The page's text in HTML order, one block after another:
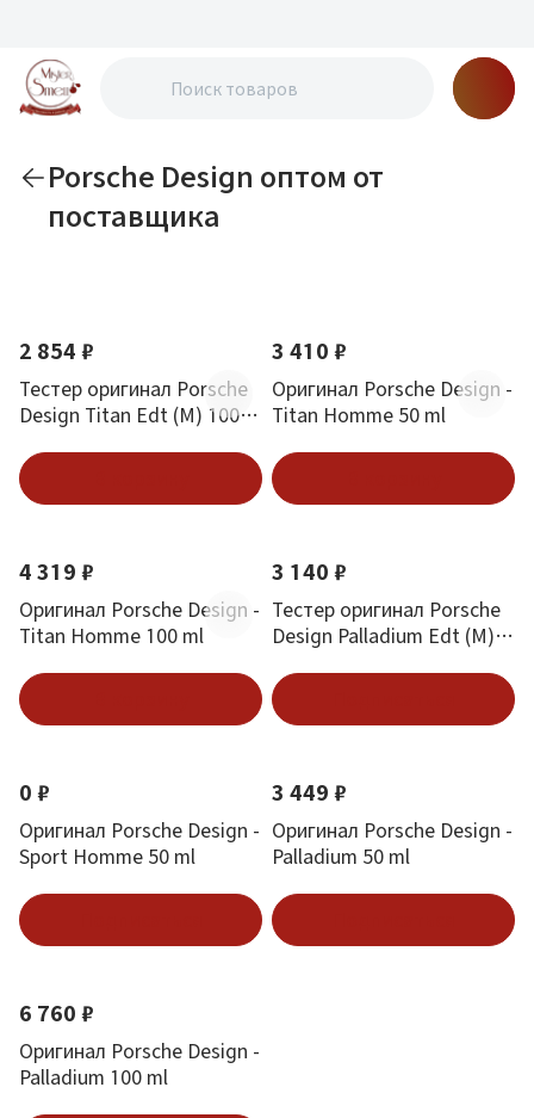
Porsche Design оптом от
поставщика
2 854 ₽
Тестер оригинал Porsche
Design Titan Edt (M) 100
3 410 ₽
Оригинал Porsche Design -
Titan Homme 50 ml
4 319 ₽
Оригинал Porsche Design -
Titan Homme 100 ml
3 140 ₽
Тестер оригинал Porsche
Design Palladium Edt (M)
0 ₽
Оригинал Porsche Design -
Sport Homme 50 ml
3 449 ₽
Оригинал Porsche Design -
Palladium 50 ml
6 760 ₽
Оригинал Porsche Design -
Palladium 100 ml